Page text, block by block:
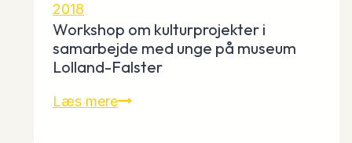
Kommune
2018
Workshop om kulturprojekter i
samarbejde med unge på museum
Lolland-Falster
Læs mereWorkshop